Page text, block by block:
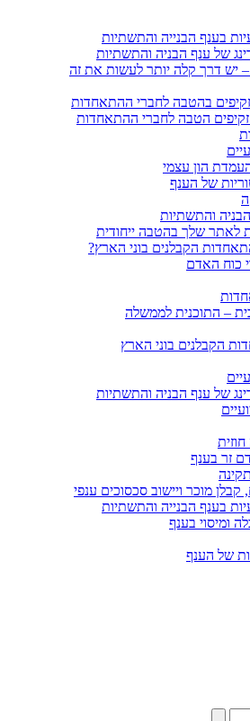
בענף הבנייה והתשתיות
של ענף הבניה והתשתיות
– יש דרך קלה יותר לעשות את זה
זקיפים בהטבה לחברי ההתאחדות
זקיפים הטבה לחברי ההתאחדות
הון עצמי
של הענף
והתשתיות
לאתר שלך בהטבה ייחודית
הקבלנים בוני הארץ?
כוח האדם
– התוכנית לממשלה
הקבלנים בוני הארץ
של ענף הבניה והתשתיות
זר בענף
קבלן מוכר ויישוב סכסוכים ענפי
בענף הבנייה והתשתיות
ומיסוי בענף
של הענף